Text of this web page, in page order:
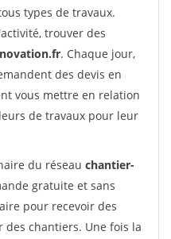
types de travaux.
trouver des
. Chaque jour,
des devis en
vous mettre en relation
de travaux pour leur
du réseau chantier-
gratuite et sans
pour recevoir des
chantiers. Une fois la